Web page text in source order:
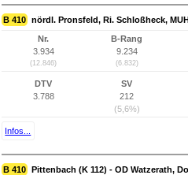
B 410 nördl. Pronsfeld, Ri. Schloßheck,
Nr.
3.934
(12.846)
B-Rang
9.234
(6.832)
DTV
3.788
SV
212
(5,6%)
Infos...
B 410 Pittenbach (K 112) - OD Watzerath,